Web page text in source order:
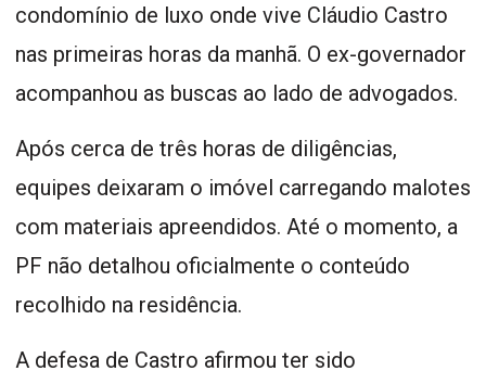
condomínio de luxo onde vive Cláudio Castro
nas primeiras horas da manhã. O ex-governador
acompanhou as buscas ao lado de advogados.
Após cerca de três horas de diligências,
equipes deixaram o imóvel carregando malotes
com materiais apreendidos. Até o momento, a
PF não detalhou oficialmente o conteúdo
recolhido na residência.
A defesa de Castro afirmou ter sido